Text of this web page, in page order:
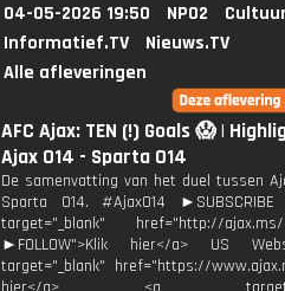
04-05-2026 19:50 NPO2
Informatief.TV
Nieuws.TV
Alle afleveringen
AFC Ajax: TEN (!) Goals 😱 |
Ajax O14 - Sparta O14
De samenvatting van het duel tussen
Sparta O14. #AjaxO14
target="_blank" href="http://ajax.ms/
►FOLLOW">Klik hier</a> US
target="_blank" href="https://